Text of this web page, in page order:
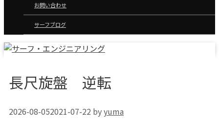
お問い合わせ
サーフブログ
長尺旋盤 逆転
2026-08-052021-07-22 byyuma